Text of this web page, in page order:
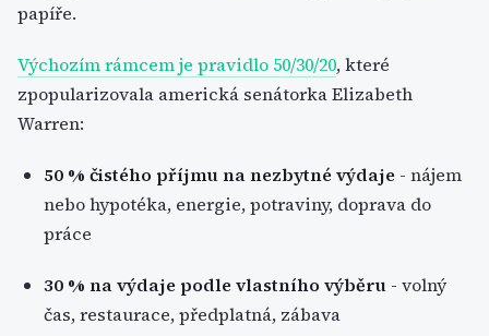
papíře.
Výchozím rámcem je pravidlo 50/30/20, které
zpopularizovala americká senátorka Elizabeth
Warren:
50 % čistého příjmu na nezbytné výdaje - nájem
nebo hypotéka, energie, potraviny, doprava do
práce
30 % na výdaje podle vlastního výběru - volný
čas, restaurace, předplatná, zábava